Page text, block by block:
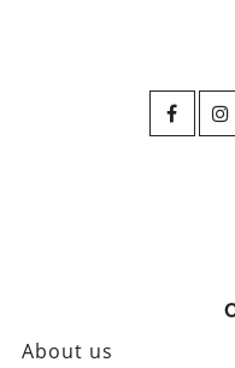
About us